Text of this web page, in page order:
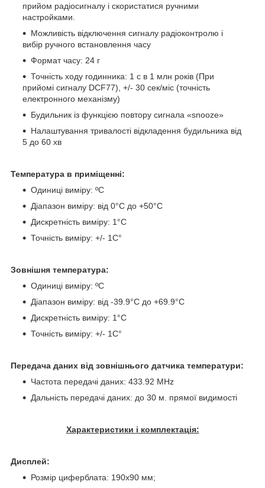
прийом радіосигналу і скористатися ручними
настройками.
Можливість відключення сигналу радіоконтролю і
вибір ручного встановлення часу
Формат часу: 24 г
Точність ходу годинника: 1 с в 1 млн років (При
прийомі сигналу DCF77), +/- 30 сек/міс (точність
електронного механізму)
Будильник із функцією повтору сигнала «snooze»
Налаштування тривалості відкладення будильника від
5 до 60 хв
Температура в приміщенні:
Одиниці виміру: ºС
Діапазон виміру: від 0°C до +50°C
Дискретність виміру: 1°C
Точність виміру: +/- 1C°
Зовнішня температура:
Одиниці виміру: ºС
Діапазон виміру: від -39.9°C до +69.9°C
Дискретність виміру: 1°C
Точність виміру: +/- 1C°
Передача даних від зовнішнього датчика температури:
Частота передачі даних: 433.92 MHz
Дальність передачі даних: до 30 м. прямої видимості
Характеристики і комплектація:
Дисплей:
Розмір циферблата: 190x90 мм;